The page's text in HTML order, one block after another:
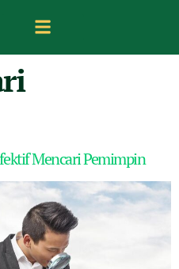
Mencari Pemimpin